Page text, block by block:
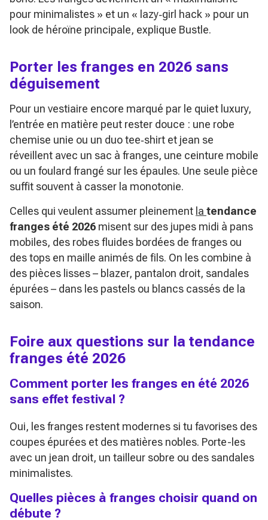
pour minimalistes » et un « lazy‑girl hack » pour un
look de héroïne principale, explique Bustle.
Porter les franges en 2026 sans
déguisement
Pour un vestiaire encore marqué par le quiet luxury,
l’entrée en matière peut rester douce : une robe
chemise unie ou un duo tee‑shirt et jean se
réveillent avec un sac à franges, une ceinture mobile
ou un foulard frangé sur les épaules. Une seule pièce
suffit souvent à casser la monotonie.
Celles qui veulent assumer pleinement la tendance
franges été 2026 misent sur des jupes midi à pans
mobiles, des robes fluides bordées de franges ou
des tops en maille animés de fils. On les combine à
des pièces lisses – blazer, pantalon droit, sandales
épurées – dans les pastels ou blancs cassés de la
saison.
Foire aux questions sur la tendance
franges été 2026
Comment porter les franges en été 2026
sans effet festival ?
Oui, les franges restent modernes si tu favorises des
coupes épurées et des matières nobles. Porte-les
avec un jean droit, un tailleur sobre ou des sandales
minimalistes.
Quelles pièces à franges choisir quand on
débute ?